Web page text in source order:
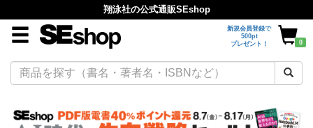
翔泳社の公式通販SEshop
新規会員登録で
500pt
プレゼント！
0